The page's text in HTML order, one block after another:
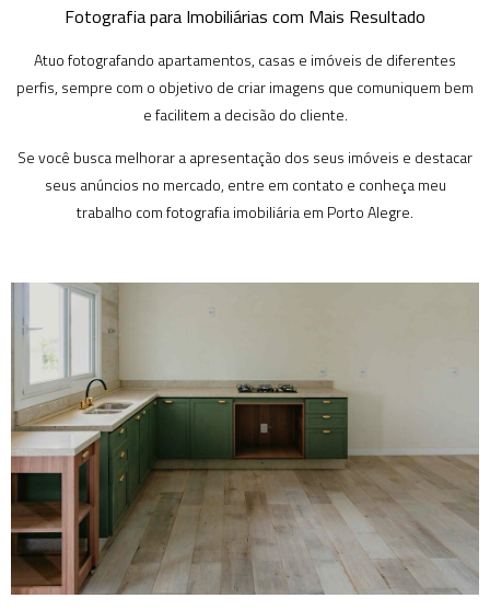
Fotografia para Imobiliárias com Mais Resultado
Atuo fotografando apartamentos, casas e imóveis de diferentes
perfis, sempre com o objetivo de criar imagens que comuniquem bem
e facilitem a decisão do cliente.
Se você busca melhorar a apresentação dos seus imóveis e destacar
seus anúncios no mercado, entre em contato e conheça meu
trabalho com fotografia imobiliária em Porto Alegre.